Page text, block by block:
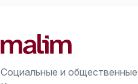
Социальные и